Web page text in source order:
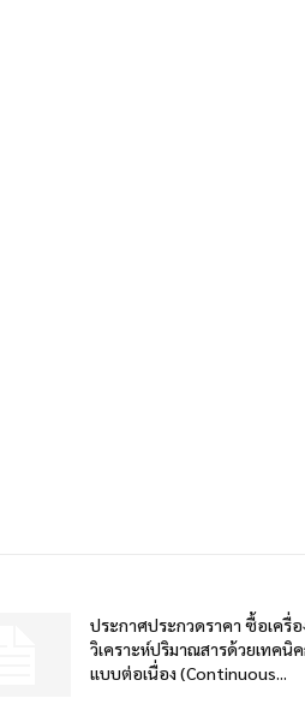
ประกาศประกวดราคา ซื้อเครื่อ
วิเคราะห์ปริมาณสารด้วยเทคนิ
แบบต่อเนื่อง (Continuous...